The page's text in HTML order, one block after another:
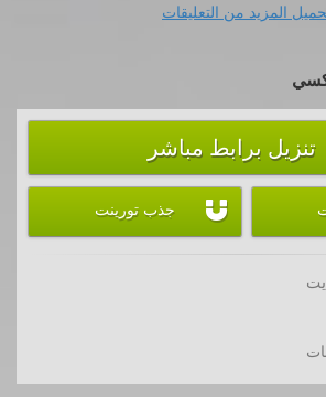
المزيد من التعليقات
تنزيل برابط مباشر
 جذب تورينت